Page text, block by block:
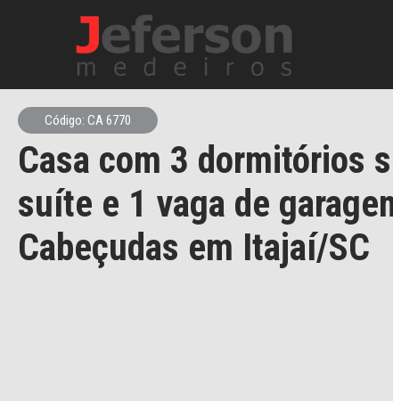
Código: CA 6770
Casa com 3 dormitórios
suíte e 1 vaga de
Cabeçudas em Itajaí/SC